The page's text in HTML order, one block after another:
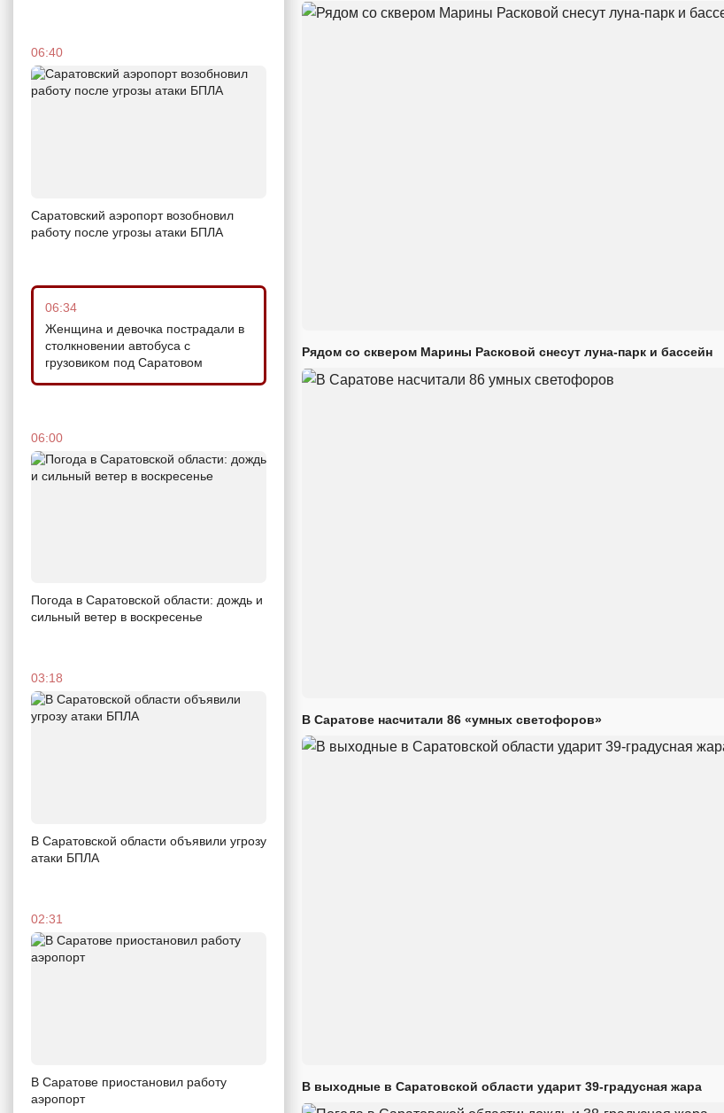
06:40
Саратовский аэропорт возобновил
работу после угрозы атаки БПЛА
06:34
Женщина и девочка пострадали в
столкновении автобуса с
грузовиком под Саратовом
06:00
Погода в Саратовской области: дождь и
сильный ветер в воскресенье
03:18
В Саратовской области объявили угрозу
атаки БПЛА
02:31
В Саратове приостановил работу
аэропорт
Рядом со сквером Марины Расковой снесут луна-парк и бассейн
В Саратове насчитали 86 «умных светофоров»
В выходные в Саратовской области ударит 39-градусная жара